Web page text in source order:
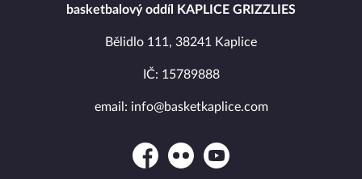
basketbalový oddíl KAPLICE GRIZZLIES
Bělidlo 111, 38241 Kaplice
IČ: 15789888
email: info@basketkaplice.com
FacebookFlickr YouTube